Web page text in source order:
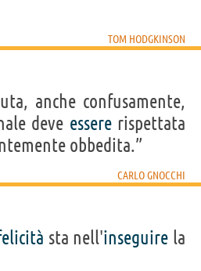
TOM HODGKINSON
anche confusamente,
deve essererispettata
obbedita.”
CARLO GNOCCHI
sta nell'inseguire la